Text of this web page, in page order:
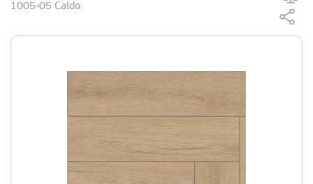
1005-05 Caldo